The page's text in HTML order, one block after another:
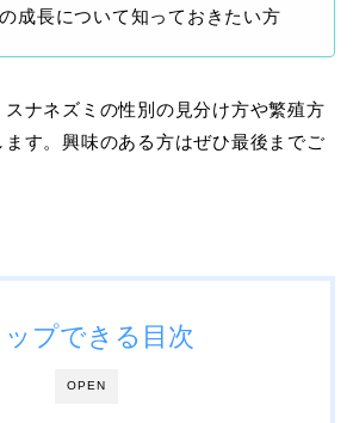
成長について知っておきたい方
ナネズミの性別の見分け方や繁殖方
す。興味のある方はぜひ最後までご
OPEN
ップできる目次